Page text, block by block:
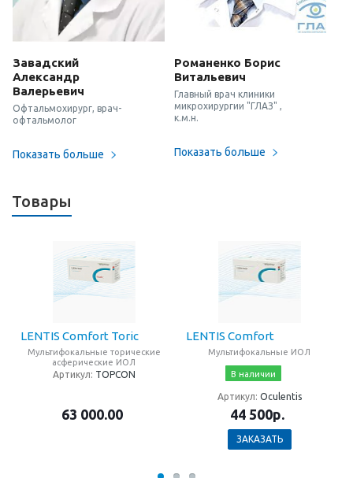
Завадский
Александр
Валерьевич
Офтальмохирург, врач-
офтальмолог
Показать больше
Романенко Борис
Витальевич
Главный врач клиники
микрохирургии "ГЛАЗ" ,
к.м.н.
Показать больше
Товары
LENTIS Comfort Toric
Мультифокальные торические
асферические ИОЛ
Артикул: TOPCON
63 000.00
LENTIS Comfort
Мультифокальные ИОЛ
В наличии
Артикул: Oculentis
44 500р.
ЗАКАЗАТЬ